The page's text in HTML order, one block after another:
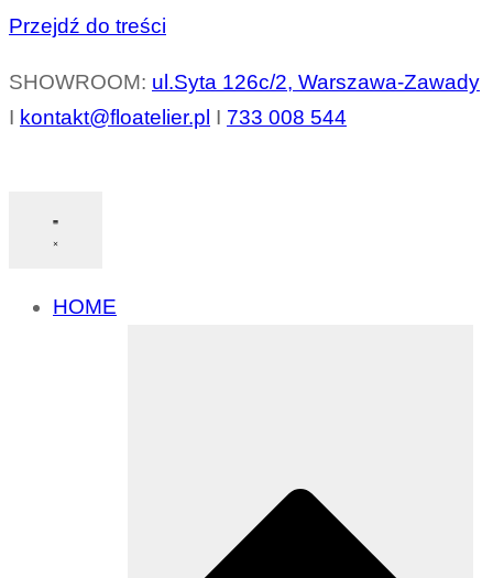
Przejdź do treści
SHOWROOM: ul.Syta 126c/2, Warszawa-Zawady
I kontakt@floatelier.pl I 733 008 544
HOME